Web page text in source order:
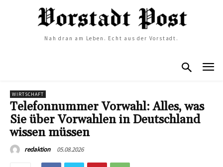
Nah dran am Leben. Echt aus der Vorstadt.
WIRTSCHAFT
Telefonnummer Vorwahl: Alles, was
Sie über Vorwahlen in Deutschland
wissen müssen
redaktion 05.08.2026